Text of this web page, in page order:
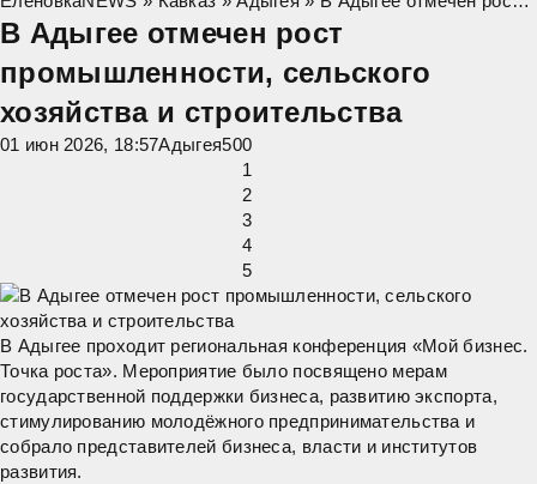
стабильное снабжение топливом жителей
В Адыгее отмечен рост
промышленности, сельского
хозяйства и строительства
01 июн 2026, 18:57Адыгея500
1
2
3
4
5
В Адыгее проходит региональная конференция «Мой бизнес.
Точка роста». Мероприятие было посвящено мерам
государственной поддержки бизнеса, развитию экспорта,
стимулированию молодёжного предпринимательства и
собрало представителей бизнеса, власти и институтов
развития.